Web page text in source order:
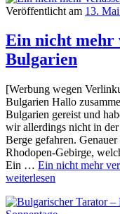
Veröffentlicht am 13.
Ein nicht mehr
Bulgarien
[Werbung wegen
Bulgarien Hallo
Bulgarien gereist und
wir allerdings nicht in der
Berge gefahren.
Rhodopen-Gebirge,
Ein … Ein nicht mehr
weiterlesen